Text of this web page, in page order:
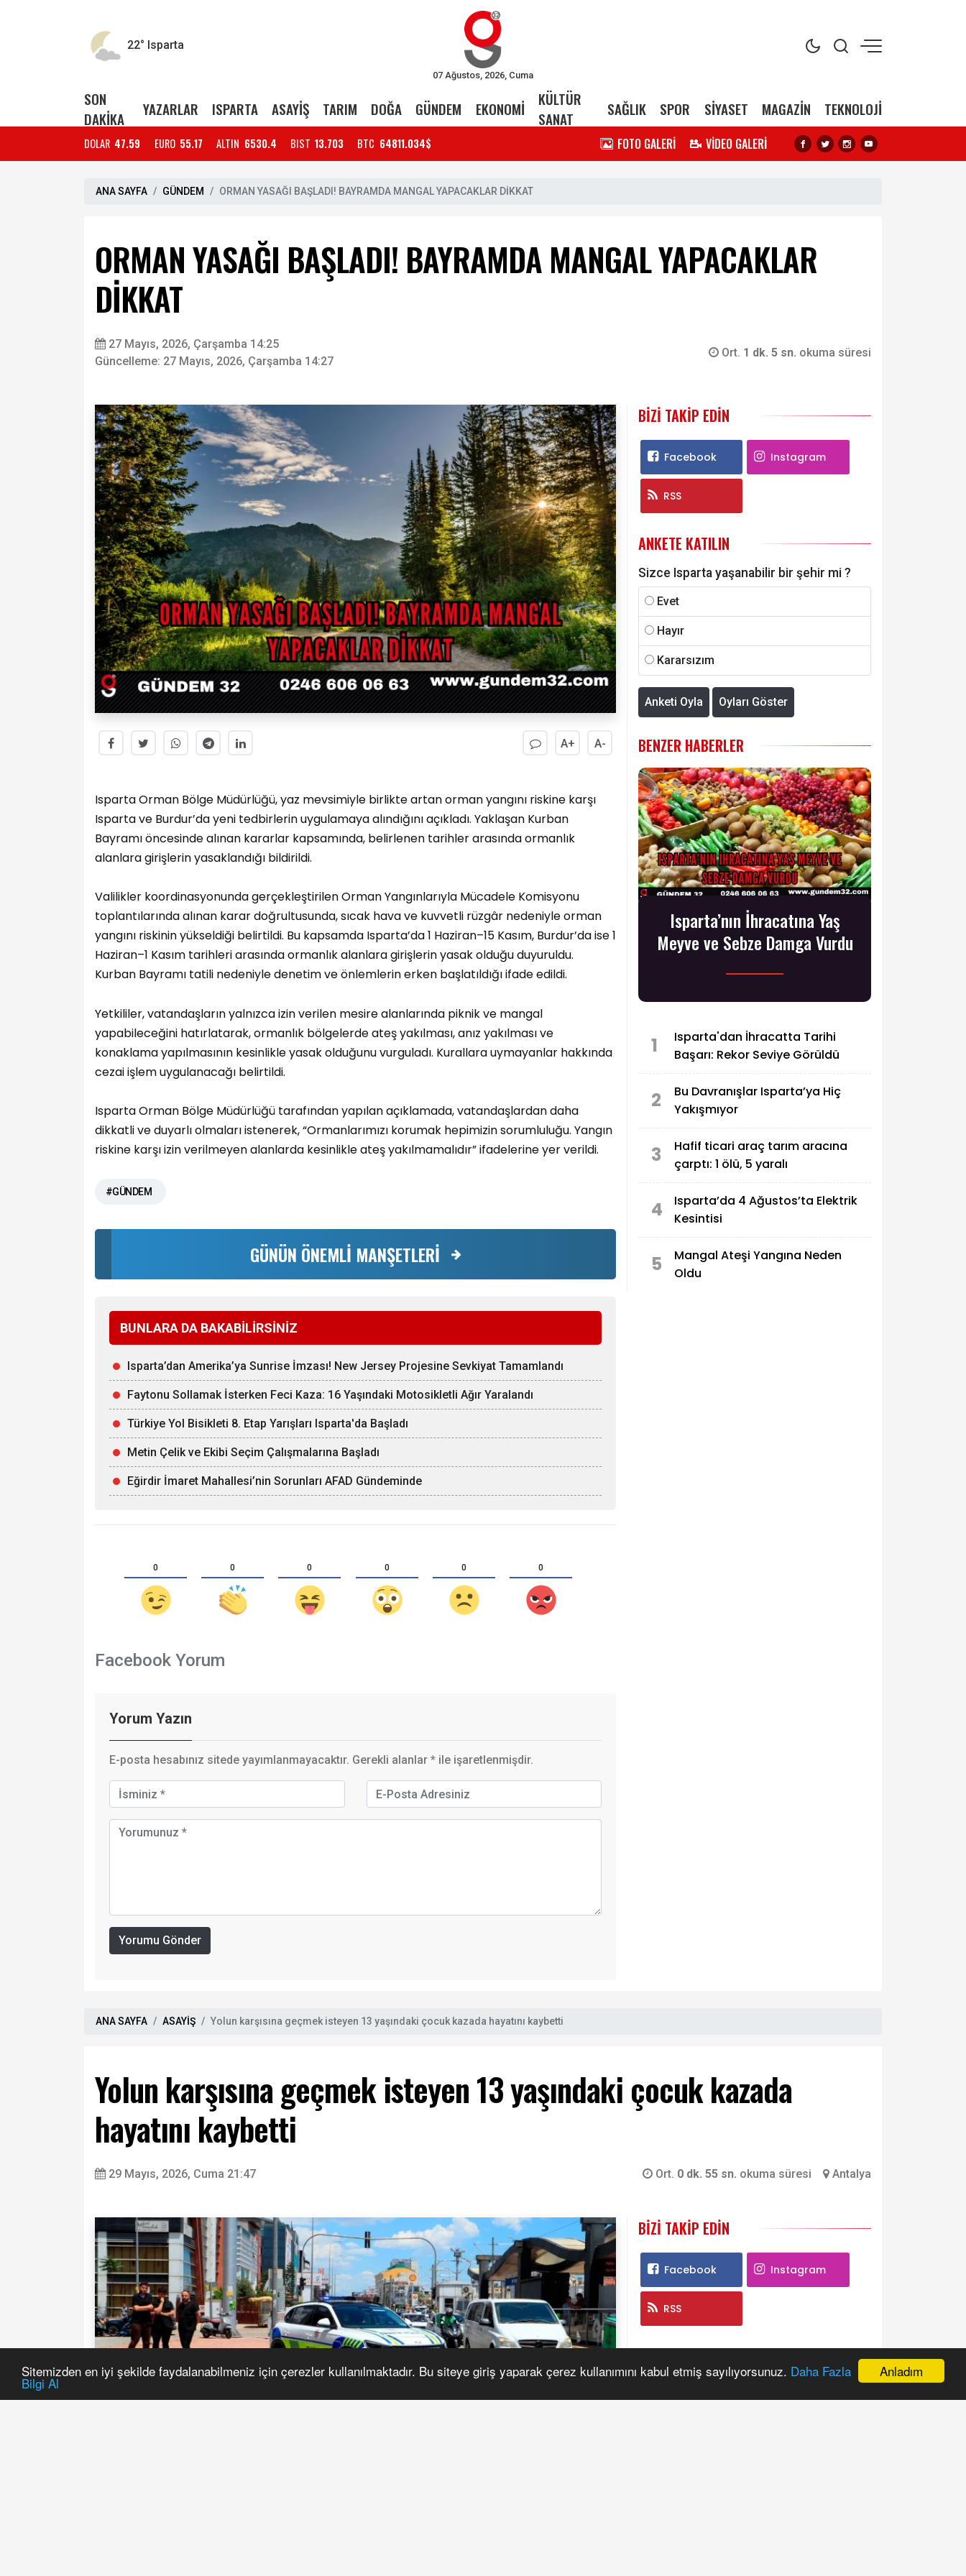
Anladım
Sitemizden en iyi şekilde faydalanabilmeniz için çerezler kullanılmaktadır. Bu siteye giriş yaparak çerez kullanımını kabul etmiş sayılıyorsunuz. Daha Fazla
Bilgi Al
22° Isparta
07 Ağustos, 2026, Cuma
SON
DAKİKA
YAZARLAR ISPARTA ASAYİŞ TARIM DOĞA GÜNDEM EKONOMİ
KÜLTÜR
SANAT
SAĞLIK SPOR SİYASET MAGAZİN TEKNOLOJİ
DOLAR 47.59 EURO 55.17 ALTIN 6530.4 BIST 13.703 BTC 64811.034$ FOTO GALERİ VİDEO GALERİ
ANA SAYFA GÜNDEM ORMAN YASAĞI BAŞLADI! BAYRAMDA MANGAL YAPACAKLAR DİKKAT
ORMAN YASAĞI BAŞLADI! BAYRAMDA MANGAL YAPACAKLAR
DİKKAT
27 Mayıs, 2026, Çarşamba 14:25
Güncelleme: 27 Mayıs, 2026, Çarşamba 14:27
Ort. 1 dk. 5 sn. okuma süresi
A+ A-
Isparta Orman Bölge Müdürlüğü, yaz mevsimiyle birlikte artan orman yangını riskine karşı
Isparta ve Burdur’da yeni tedbirlerin uygulamaya alındığını açıkladı. Yaklaşan Kurban
Bayramı öncesinde alınan kararlar kapsamında, belirlenen tarihler arasında ormanlık
alanlara girişlerin yasaklandığı bildirildi.
Valilikler koordinasyonunda gerçekleştirilen Orman Yangınlarıyla Mücadele Komisyonu
toplantılarında alınan karar doğrultusunda, sıcak hava ve kuvvetli rüzgâr nedeniyle orman
yangını riskinin yükseldiği belirtildi. Bu kapsamda Isparta’da 1 Haziran–15 Kasım, Burdur’da ise 1
Haziran–1 Kasım tarihleri arasında ormanlık alanlara girişlerin yasak olduğu duyuruldu.
Kurban Bayramı tatili nedeniyle denetim ve önlemlerin erken başlatıldığı ifade edildi.
Yetkililer, vatandaşların yalnızca izin verilen mesire alanlarında piknik ve mangal
yapabileceğini hatırlatarak, ormanlık bölgelerde ateş yakılması, anız yakılması ve
konaklama yapılmasının kesinlikle yasak olduğunu vurguladı. Kurallara uymayanlar hakkında
cezai işlem uygulanacağı belirtildi.
Isparta Orman Bölge Müdürlüğü tarafından yapılan açıklamada, vatandaşlardan daha
dikkatli ve duyarlı olmaları istenerek, “Ormanlarımızı korumak hepimizin sorumluluğu. Yangın
riskine karşı izin verilmeyen alanlarda kesinlikle ateş yakılmamalıdır” ifadelerine yer verildi.
#GÜNDEM
GÜNÜN ÖNEMLİ MANŞETLERİ
BUNLARA DA BAKABİLİRSİNİZ
Isparta’dan Amerika’ya Sunrise İmzası! New Jersey Projesine Sevkiyat Tamamlandı
Faytonu Sollamak İsterken Feci Kaza: 16 Yaşındaki Motosikletli Ağır Yaralandı
Türkiye Yol Bisikleti 8. Etap Yarışları Isparta'da Başladı
Metin Çelik ve Ekibi Seçim Çalışmalarına Başladı
Eğirdir İmaret Mahallesi’nin Sorunları AFAD Gündeminde
0 0 0 0 0 0
Facebook Yorum
Yorum Yazın
E-posta hesabınız sitede yayımlanmayacaktır. Gerekli alanlar * ile işaretlenmişdir.
Yorumu Gönder
BIZI TAKIP EDIN
Facebook Instagram
RSS
ANKETE KATILIN
Sizce Isparta yaşanabilir bir şehir mi ?
Evet
Hayır
Kararsızım
Anketi Oyla Oyları Göster
BENZER HABERLER
Isparta’nın İhracatına Yaş
Meyve ve Sebze Damga Vurdu
1
Isparta'dan İhracatta Tarihi
Başarı: Rekor Seviye Görüldü
2
Bu Davranışlar Isparta’ya Hiç
Yakışmıyor
3
Hafif ticari araç tarım aracına
çarptı: 1 ölü, 5 yaralı
4
Isparta’da 4 Ağustos’ta Elektrik
Kesintisi
5
Mangal Ateşi Yangına Neden
Oldu
ANA SAYFA ASAYİŞ Yolun karşısına geçmek isteyen 13 yaşındaki çocuk kazada hayatını kaybetti
Yolun karşısına geçmek isteyen 13 yaşındaki çocuk kazada
hayatını kaybetti
29 Mayıs, 2026, Cuma 21:47 Ort. 0 dk. 55 sn. okuma süresi Antalya
BIZI TAKIP EDIN
Facebook Instagram
RSS